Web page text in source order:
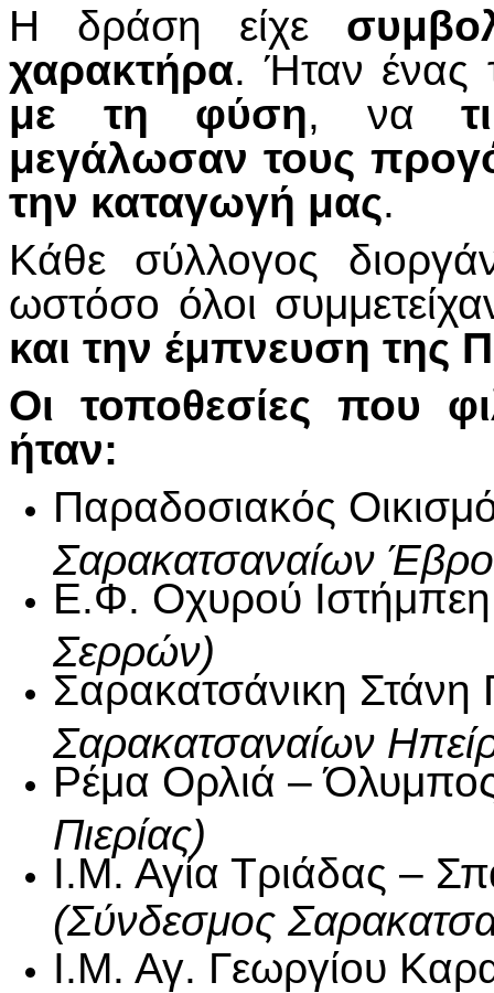
Η δράση είχε
χαρακτήρα. Ήταν ένας
με τη φύση, να
μεγάλωσαν τους
την καταγωγή μας.
Κάθε σύλλογος
ωστόσο όλοι
και την έμπνευση της
Οι τοποθεσίες που
ήταν:
Παραδοσιακός
Σαρακατσαναίων
Ε.Φ. Οχυρού
Σερρών)
Σαρακατσάνικη
Σαρακατσαναίων
Ρέμα Ορλιά –
Πιερίας)
Ι.Μ. Αγία Τριάδας –
(Σύνδεσμος
Ι.Μ. Αγ. Γεωργίου